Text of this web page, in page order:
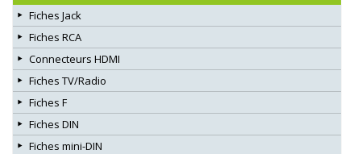
Fiches Jack
Fiches RCA
Connecteurs HDMI
Fiches TV/Radio
Fiches F
Fiches DIN
Fiches mini-DIN